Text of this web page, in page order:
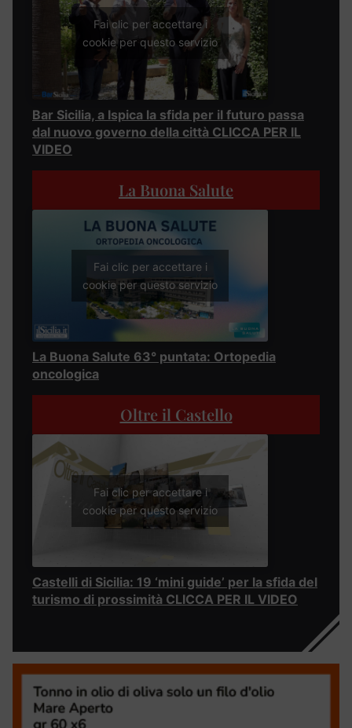
Fai clic per accettare i
cookie per questo servizio
Bar Sicilia, a Ispica la sfida per il futuro passa
dal nuovo governo della città CLICCA PER IL
VIDEO
La Buona Salute
Fai clic per accettare i
cookie per questo servizio
La Buona Salute 63° puntata: Ortopedia
oncologica
Oltre il Castello
Fai clic per accettare i
cookie per questo servizio
Castelli di Sicilia: 19 ‘mini guide’ per la sfida del
turismo di prossimità CLICCA PER IL VIDEO